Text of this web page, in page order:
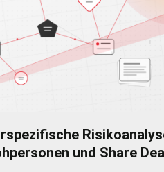
und Share